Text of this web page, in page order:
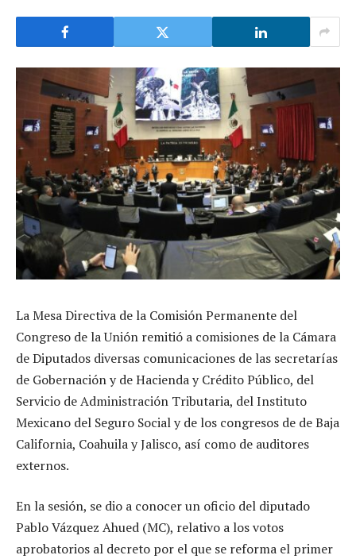
La Mesa Directiva de la Comisión Permanente del
Congreso de la Unión remitió a comisiones de la Cámara
de Diputados diversas comunicaciones de las secretarías
de Gobernación y de Hacienda y Crédito Público, del
Servicio de Administración Tributaria, del Instituto
Mexicano del Seguro Social y de los congresos de de Baja
California, Coahuila y Jalisco, así como de auditores
externos.
En la sesión, se dio a conocer un oficio del diputado
Pablo Vázquez Ahued (MC), relativo a los votos
aprobatorios al decreto por el que se reforma el primer